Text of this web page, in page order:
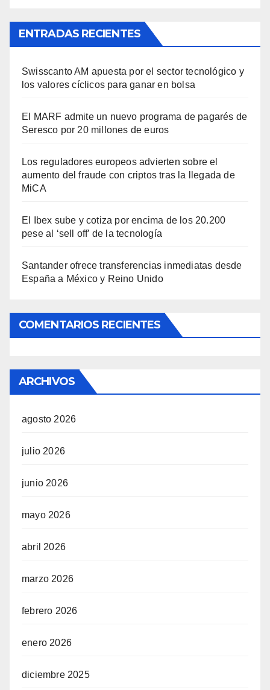
ENTRADAS RECIENTES
Swisscanto AM apuesta por el sector tecnológico y
los valores cíclicos para ganar en bolsa
El MARF admite un nuevo programa de pagarés de
Seresco por 20 millones de euros
Los reguladores europeos advierten sobre el
aumento del fraude con criptos tras la llegada de
MiCA
El Ibex sube y cotiza por encima de los 20.200
pese al ‘sell off’ de la tecnología
Santander ofrece transferencias inmediatas desde
España a México y Reino Unido
COMENTARIOS RECIENTES
ARCHIVOS
agosto 2026
julio 2026
junio 2026
mayo 2026
abril 2026
marzo 2026
febrero 2026
enero 2026
diciembre 2025